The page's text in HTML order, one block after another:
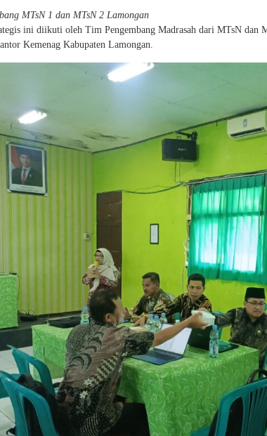
MTsN 1 dan MTsN 2 Lamongan
ini diikuti oleh Tim Pengembang Madrasah dari MTsN
Kemenag Kabupaten Lamongan.